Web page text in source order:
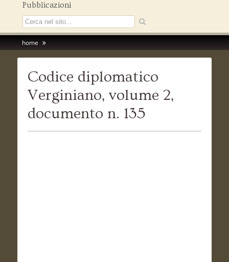
Pubblicazioni
home
Codice diplomatico
Verginiano, volume 2,
documento n. 135